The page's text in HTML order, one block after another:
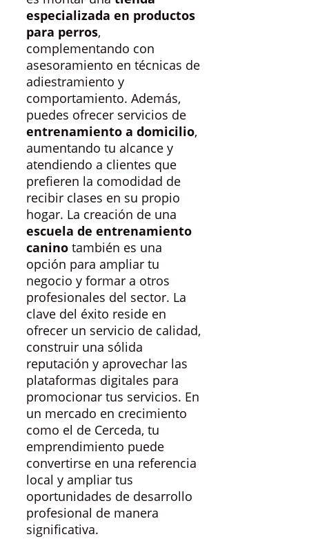
especializada en productos
para perros,
complementando con
asesoramiento en técnicas de
adiestramiento y
comportamiento. Además,
puedes ofrecer servicios de
entrenamiento a domicilio,
aumentando tu alcance y
atendiendo a clientes que
prefieren la comodidad de
recibir clases en su propio
hogar. La creación de una
escuela de entrenamiento
canino también es una
opción para ampliar tu
negocio y formar a otros
profesionales del sector. La
clave del éxito reside en
ofrecer un servicio de calidad,
construir una sólida
reputación y aprovechar las
plataformas digitales para
promocionar tus servicios. En
un mercado en crecimiento
como el de Cerceda, tu
emprendimiento puede
convertirse en una referencia
local y ampliar tus
oportunidades de desarrollo
profesional de manera
significativa.